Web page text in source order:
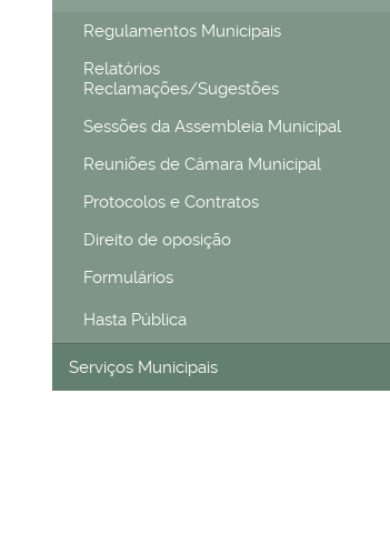
Regulamentos Municipais
Relatórios
Reclamações/Sugestões
Sessões da Assembleia Municipal
Reuniões de Câmara Municipal
Protocolos e Contratos
Direito de oposição
Formulários
Hasta Pública
Serviços Municipais